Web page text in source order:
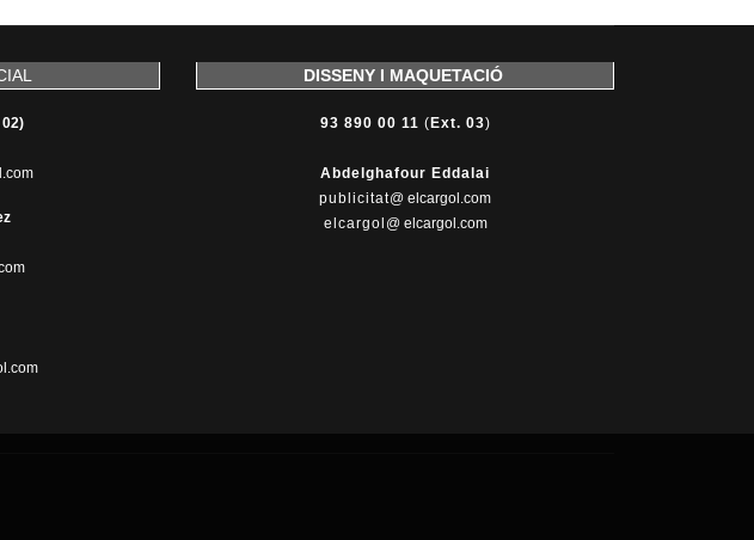
DISSENY I MAQUETACIÓ
93 890 00 11 ( Ext. 03)
Abdelghafour Eddalai
publicitat@ elcargol.com
elcargol @ elcargol.com